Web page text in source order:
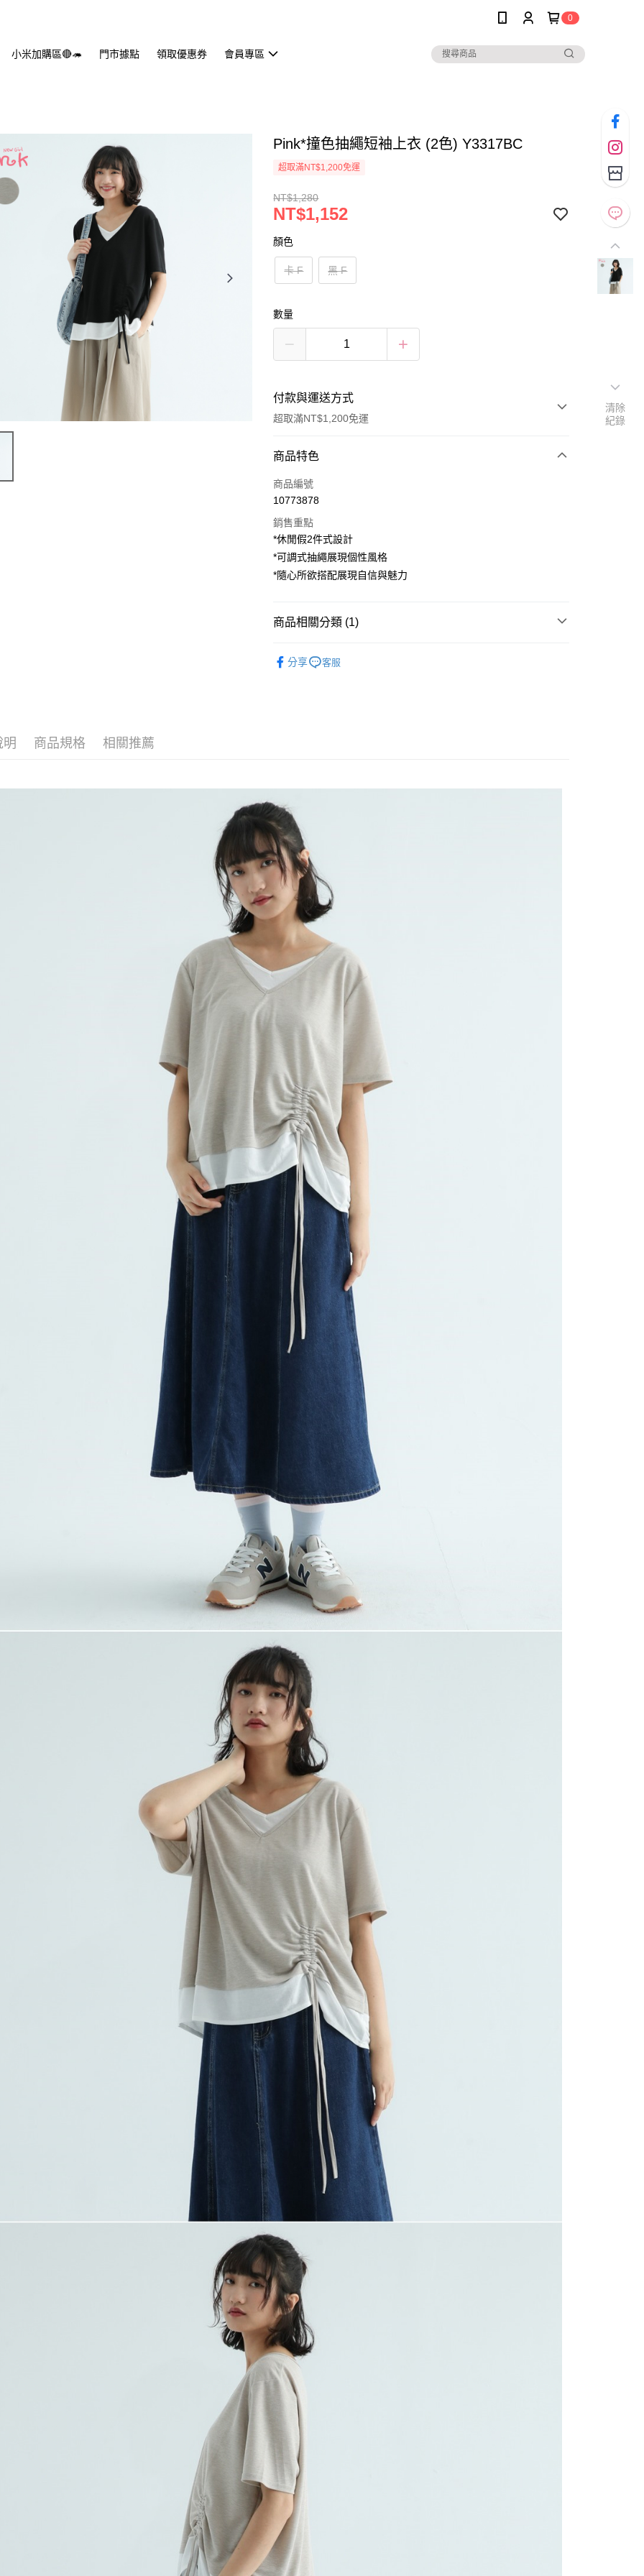
0
小米加購區🔴🦔 門市據點 領取優惠券 會員專區
Pink*撞色抽繩短袖上衣 (2色) Y3317BC
超取滿NT$1,200免運
NT$1,280
NT$1,152
顏色
卡 F 黑 F
數量
付款與運送方式
超取滿NT$1,200免運
付款方式
信用卡一次付款
LINE Pay
Apple Pay
悠遊付
相關說明
付」結帳頁面，進行簡訊認證並確認金額後，即可完成結帳。
３．收到繳費通知簡訊後14天內，點擊此簡訊中的連結，可透過四大超商
／ATM／網路銀行／等多元方式進行付款，方視為交易完成。
※ 請注意：結帳手續完成當下不需立刻繳費，但若您需要取消訂單，請聯
絡購買商品的店家。未經商家同意取消之訂單仍視為有效，需透過AFTEE
先享後付繳納相關費用。
※ 交易是否成功請以「AFTEE先享後付 」之結帳頁面顯示為準，若有關於
是否繳費成功／繳費後需取消欲退款等相關疑問，請聯繫「AFTEE先享後
付客戶支援中心」
【注意事項】
１．透過由恩沛科技股份有限公司提供之「AFTEE先享後付」服務完成之
交易，需依本服務之必要範圍內提供個人資料，並將交易相關給付款項請
求債權轉讓予恩沛科技股份有限公司。
２．關於個人資料處理事宜，請瀏覽以下網址：
https://aftee.tw/terms/#terms3
３．未成年的使用者請事先徵得法定代理人或監護人之同意方可使用
結果請求用戶進行身份認證。
５．嚴禁一人註冊多個帳號或使用他人資訊註冊。若發現惡意使用之情
形，恩沛科技股份有限公司將有權停止該用戶之使用額度並採取法律行
動。
7-11付款取貨
每筆NT$80，滿NT$1,200(含以上)免運費
宅配
每筆NT$80，滿NT$1,200(含以上)免運費
付款後門市自取
免運費
商品特色
商品編號
10773878
銷售重點
*休閒假2件式設計
*可調式抽繩展現個性風格
*隨心所欲搭配展現自信與魅力
商品相關分類 (1)
分享
客服
明 商品規格 相關推薦
清除
紀錄